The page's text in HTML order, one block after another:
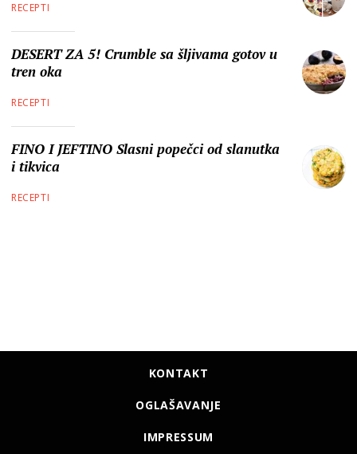
RECEPTI
DESERT ZA 5! Crumble sa šljivama gotov u
tren oka
RECEPTI
FINO I JEFTINO Slasni popečci od slanutka
i tikvica
RECEPTI
KONTAKT
OGLAŠAVANJE
IMPRESSUM